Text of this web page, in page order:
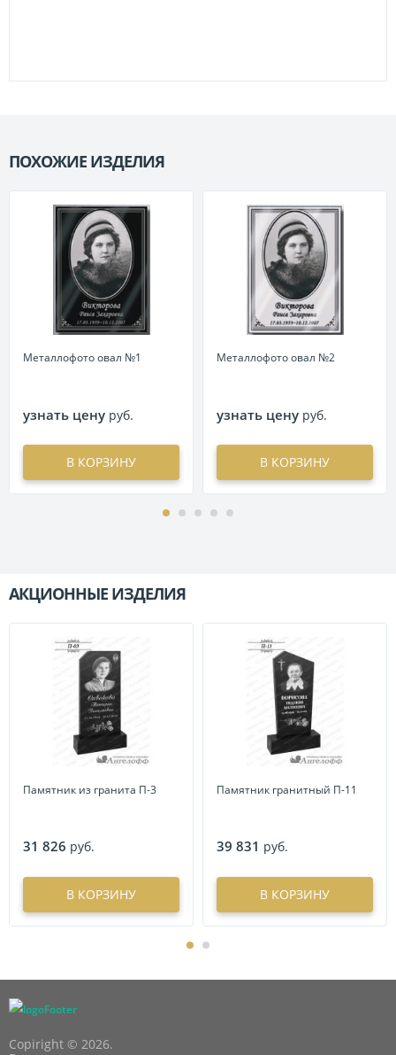
ПОХОЖИЕ ИЗДЕЛИЯ
Металлофото овал №1
узнать цену руб.
В КОРЗИНУ
Металлофото овал №2
узнать цену руб.
В КОРЗИНУ
АКЦИОННЫЕ ИЗДЕЛИЯ
Памятник из гранита П-3
31 826 руб.
В КОРЗИНУ
Памятник гранитный П-11
39 831 руб.
В КОРЗИНУ
Copiright © 2026.